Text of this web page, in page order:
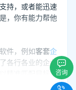
持，或者能迅速
，你有能力帮他
件，例如客套企
各行各业的企业
精准匹配目标客
还是大型企业都
咨询